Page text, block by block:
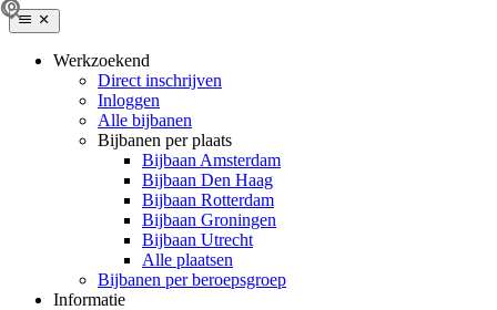
Werkzoekend
Direct inschrijven
Inloggen
Alle bijbanen
Bijbanen per plaats
Bijbaan Amsterdam
Bijbaan Den Haag
Bijbaan Rotterdam
Bijbaan Groningen
Bijbaan Utrecht
Alle plaatsen
Bijbanen per beroepsgroep
Informatie